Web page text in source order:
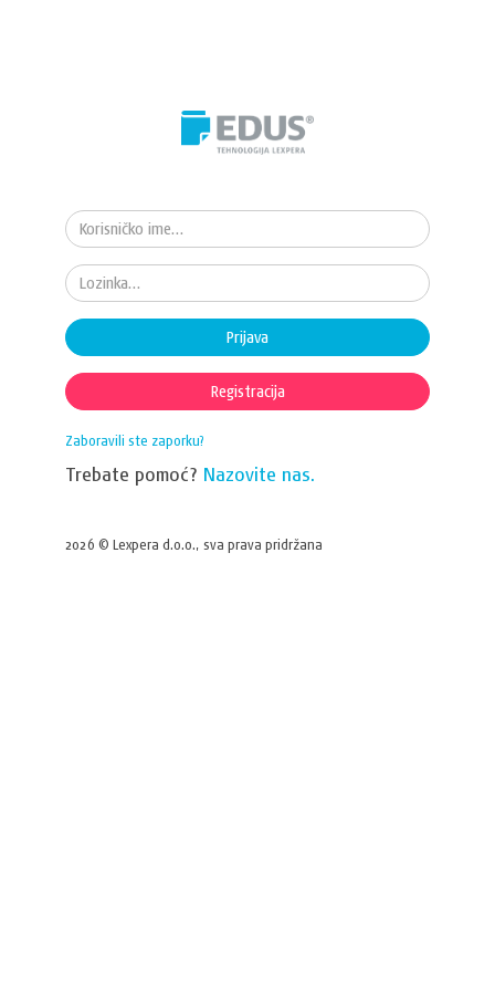
Prijava
Registracija
Zaboravili ste zaporku?
Trebate pomoć? Nazovite nas.
2026 © Lexpera d.o.o., sva prava pridržana